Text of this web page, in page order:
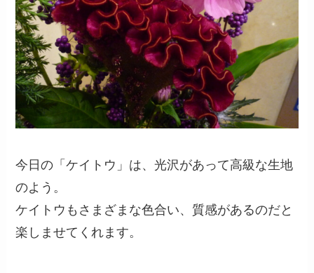
今日の「ケイトウ」は、光沢があって高級な生地
のよう。
ケイトウもさまざまな色合い、質感があるのだと
楽しませてくれます。